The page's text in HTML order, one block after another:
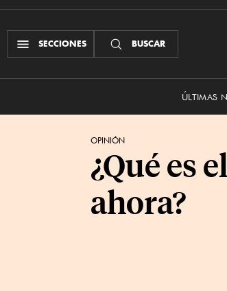
SECCIONES BUSCAR
ÚLTIMAS
OPINIÓN
¿Qué es
ahora?